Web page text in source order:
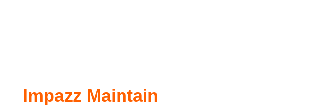
Impazz Maintain